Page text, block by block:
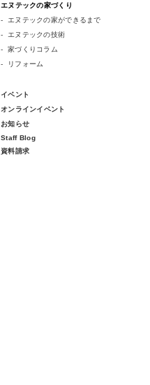
エヌテックの家づくり
エヌテックの家ができるまで
エヌテックの技術
家づくりコラム
リフォーム
イベント
オンラインイベント
お知らせ
Staff Blog
資料請求